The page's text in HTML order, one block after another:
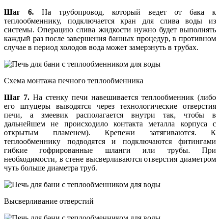
Шаг 6. На трубопровод, который ведет от бака к
теплообменнику, подключается кран для слива воды из
системы. Операцию слива жидкости нужно будет выполнять
каждый раз после завершения банных процедур, в противном
случае в период холодов вода может замерзнуть в трубах.
Схема монтажа печного теплообменника
Шаг 7. На стенку печи навешивается теплообменник (либо
его штуцеры выводятся через технологические отверстия
печи, а змеевик располагается внутри так, чтобы в
дальнейшем не происходило контакта металла корпуса с
открытым пламенем). Крепежи затягиваются. К
теплообменнику подводятся и подключаются фитингами
гибкие гофрированные шланги или трубы. При
необходимости, в стене высверливаются отверстия диаметром
чуть больше диаметра труб.
Высверливание отверстий